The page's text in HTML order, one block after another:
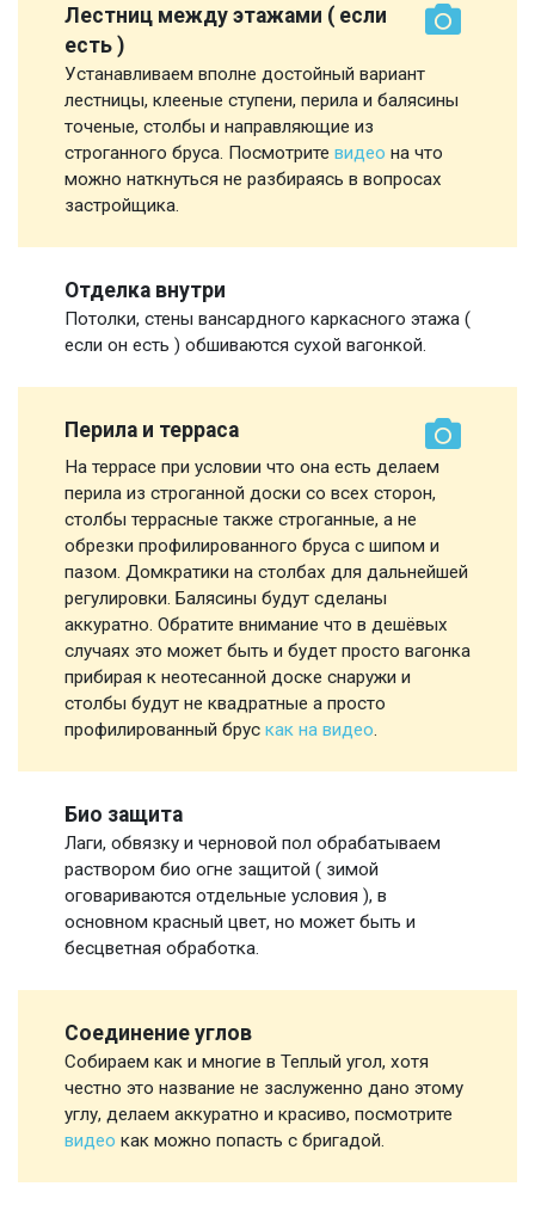
Лестниц между этажами ( если
есть )
Устанавливаем вполне достойный вариант
лестницы, клееные ступени, перила и балясины
точеные, столбы и направляющие из
строганного бруса. Посмотрите видео на что
можно наткнуться не разбираясь в вопросах
застройщика.
Отделка внутри
Потолки, стены вансардного каркасного этажа (
если он есть ) обшиваются сухой вагонкой.
Перила и терраса
На террасе при условии что она есть делаем
перила из строганной доски со всех сторон,
столбы террасные также строганные, а не
обрезки профилированного бруса с шипом и
пазом. Домкратики на столбах для дальнейшей
регулировки. Балясины будут сделаны
аккуратно. Обратите внимание что в дешёвых
случаях это может быть и будет просто вагонка
прибирая к неотесанной доске снаружи и
столбы будут не квадратные а просто
профилированный брус как на видео.
Био защита
Лаги, обвязку и черновой пол обрабатываем
раствором био огне защитой ( зимой
оговариваются отдельные условия ), в
основном красный цвет, но может быть и
бесцветная обработка.
Соединение углов
Собираем как и многие в Теплый угол, хотя
честно это название не заслуженно дано этому
углу, делаем аккуратно и красиво, посмотрите
видео как можно попасть с бригадой.